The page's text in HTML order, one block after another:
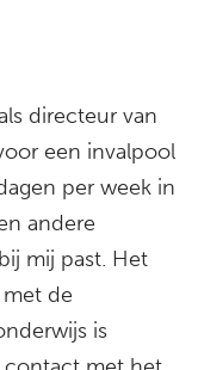
directeur van
een invalpool
per week in
andere
mij past. Het
de
is